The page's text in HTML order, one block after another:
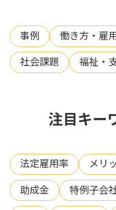
事例 働き方・雇
社会課題 福祉・
注目キー
法定雇用率 メリ
助成金 特例子会